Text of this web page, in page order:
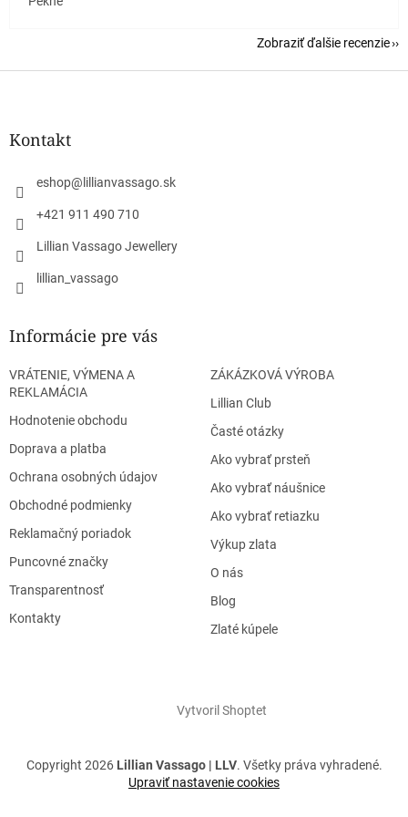
Zobraziť ďalšie recenzie
Z
Kontakt
eshop@ lillianvassago.sk
+421 911 490 710
Lillian Vassago Jewellery
lillian_vassago
Informácie pre vás
VRÁTENIE, VÝMENA A
REKLAMÁCIA
Hodnotenie obchodu
Doprava a platba
Ochrana osobných údajov
Obchodné podmienky
Reklamačný poriadok
Puncovné značky
Transparentnosť
Kontakty
ZÁKÁZKOVÁ VÝROBA
Lillian Club
Časté otázky
Ako vybrať prsteň
Ako vybrať náušnice
Ako vybrať retiazku
Výkup zlata
O nás
Blog
Zlaté kúpele
Vytvoril Shoptet
Copyright 2026 Lillian Vassago | LLV. Všetky práva vyhradené.
Upraviť nastavenie cookies